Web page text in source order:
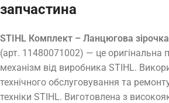
запчастина
STIHL Комплект – Ланцюгова
(арт. 11480071002) — це оригінальна
механізм від виробника STIHL.
технічного обслуговування та
техніки STIHL. Виготовлена з